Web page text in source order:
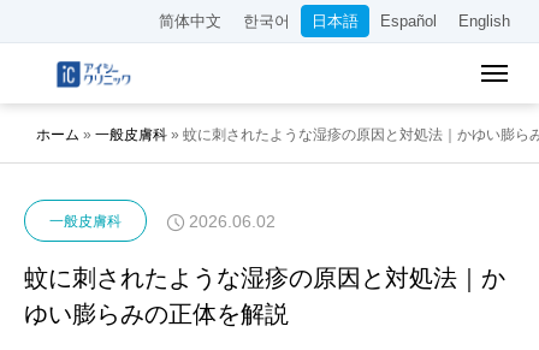
简体中文 한국어 日本語 Español English
ホーム » 一般皮膚科 » 蚊に刺されたような湿疹の原因と対処法｜かゆい膨ら
一般皮膚科 2026.06.02
蚊に刺されたような湿疹の原因と対処法｜か
ゆい膨らみの正体を解説